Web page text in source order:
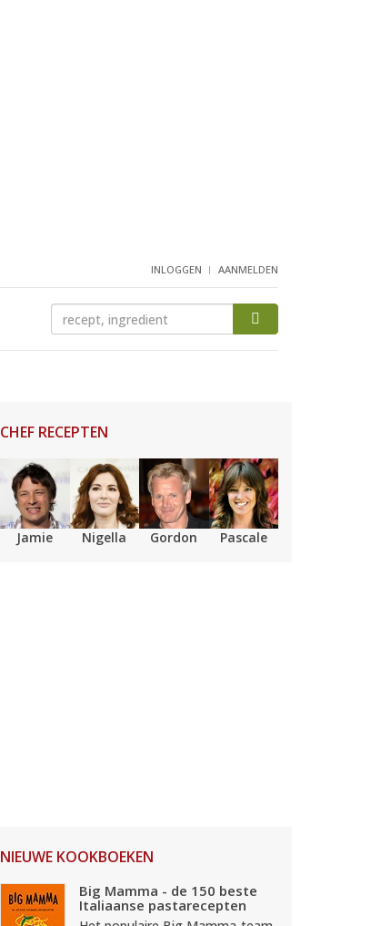
INLOGGEN AANMELDEN
CHEF RECEPTEN
Jamie Nigella Gordon Pascale
NIEUWE KOOKBOEKEN
Big Mamma - de 150 beste
Italiaanse pastarecepten